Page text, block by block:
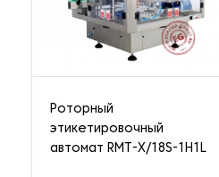
Роторный
этикетировочный
автомат RMT-X/18S-1H1L